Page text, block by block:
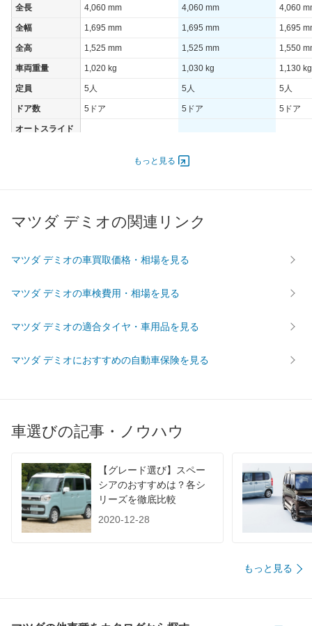
全長 4,060 mm 4,060 mm 4,060
全幅 1,695 mm 1,695 mm 1,695
全高 1,525 mm 1,525 mm 1,550
車両重量 1,020 kg 1,030 kg 1,130 kg
定員 5人 5人 5人
ドア数 5ドア 5ドア 5ドア
オートスライド
過給機 -
前輪サイズ 185/65R15 88S 185/65R15 88S 185/
燃費
WLTC/郊外 - -
60km定地 -
装備オプション
もっと見る
マツダ デミオの関連リンク
マツダ デミオの車買取価格・相場を見る
マツダ デミオの車検費用・相場を見る
マツダ デミオの適合タイヤ・車用品を見る
マツダ デミオにおすすめの自動車保険を見る
車選びの記事・ノウハウ
【グレード選び】スペー
シアのおすすめは？各シ
リーズを徹底比較
2020-12-28
もっと見る